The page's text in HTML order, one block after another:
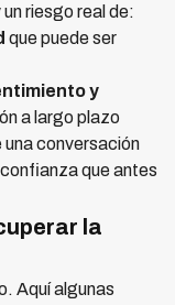
riesgo real de:
que puede ser
y
a largo plazo
conversación
que antes
la
Aquí algunas